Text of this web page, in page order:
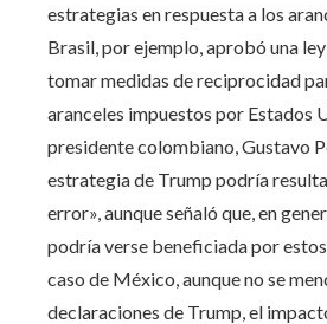
estrategias en respuesta a los
Brasil, por ejemplo, aprobó una
tomar medidas de reciprocidad
aranceles impuestos por Estados
presidente colombiano, Gustavo
estrategia de Trump podría
error», aunque señaló que, en
podría verse beneficiada por
caso de México, aunque no se
declaraciones de Trump, el